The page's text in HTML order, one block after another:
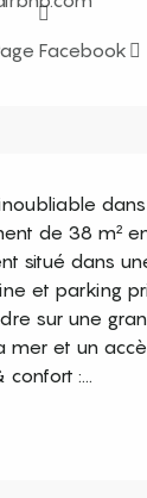
Facebook
de 38 m²
situé dans
et parking
sur une
mer et un
:...